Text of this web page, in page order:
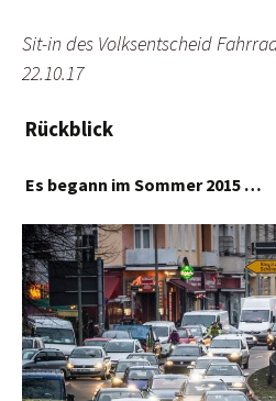
Sit-in des Volksentscheid
22.10.17
Rückblick
Es begann im Sommer 2015 …